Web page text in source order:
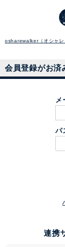
osharewalker（オシャレ
会員登録がお済
メ
パ
連携